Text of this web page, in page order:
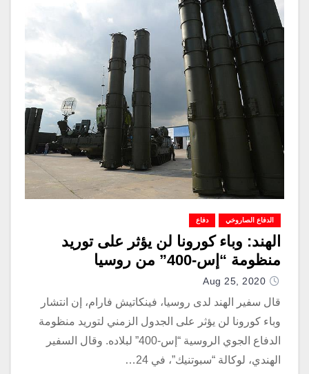
الدفاع الصاروخي دفاع
الهند: وباء كورونا لن يؤثر على توريد
منظومة “إس-400” من روسيا
Aug 25, 2020
قال سفير الهند لدى روسيا، فينكاتيش فارام، إن انتشار
وباء كورونا لن يؤثر على الجدول الزمني لتوريد منظومة
الدفاع الجوي الروسية “إس-400” لبلاده. وقال السفير
الهندي، لوكالة “سبوتنيك”، في 24…